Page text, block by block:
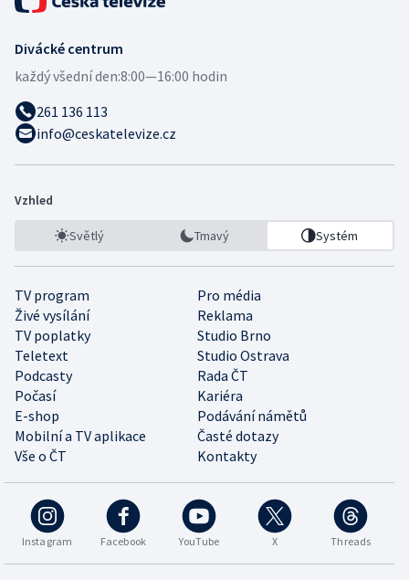
Divácké centrum
každý všední den:8:00—16:00 hodin
261 136 113
info@ceskatelevize.cz
Vzhled
Světlý Tmavý Systém
TV program
Pro média
Živé vysílání
Reklama
TV poplatky
Studio Brno
Teletext
Studio Ostrava
Podcasty
Rada ČT
Počasí
Kariéra
E-shop
Podávání námětů
Mobilní a TV aplikace
Časté dotazy
Vše o ČT
Kontakty
Instagram Facebook YouTube X Threads